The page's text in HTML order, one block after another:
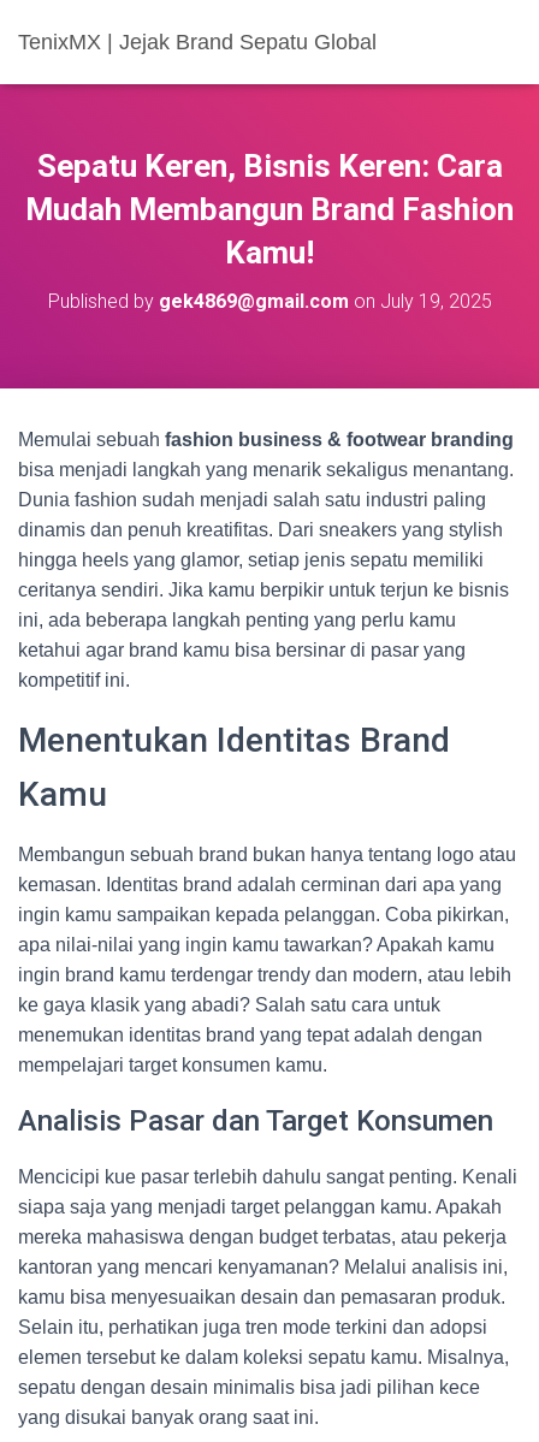
TenixMX | Jejak Brand Sepatu Global
Sepatu Keren, Bisnis Keren: Cara
Mudah Membangun Brand Fashion
Kamu!
Published by gek4869@gmail.com on July 19, 2025
Memulai sebuah fashion business & footwear branding
bisa menjadi langkah yang menarik sekaligus menantang.
Dunia fashion sudah menjadi salah satu industri paling
dinamis dan penuh kreatifitas. Dari sneakers yang stylish
hingga heels yang glamor, setiap jenis sepatu memiliki
ceritanya sendiri. Jika kamu berpikir untuk terjun ke bisnis
ini, ada beberapa langkah penting yang perlu kamu
ketahui agar brand kamu bisa bersinar di pasar yang
kompetitif ini.
Menentukan Identitas Brand
Kamu
Membangun sebuah brand bukan hanya tentang logo atau
kemasan. Identitas brand adalah cerminan dari apa yang
ingin kamu sampaikan kepada pelanggan. Coba pikirkan,
apa nilai-nilai yang ingin kamu tawarkan? Apakah kamu
ingin brand kamu terdengar trendy dan modern, atau lebih
ke gaya klasik yang abadi? Salah satu cara untuk
menemukan identitas brand yang tepat adalah dengan
mempelajari target konsumen kamu.
Analisis Pasar dan Target Konsumen
Mencicipi kue pasar terlebih dahulu sangat penting. Kenali
siapa saja yang menjadi target pelanggan kamu. Apakah
mereka mahasiswa dengan budget terbatas, atau pekerja
kantoran yang mencari kenyamanan? Melalui analisis ini,
kamu bisa menyesuaikan desain dan pemasaran produk.
Selain itu, perhatikan juga tren mode terkini dan adopsi
elemen tersebut ke dalam koleksi sepatu kamu. Misalnya,
sepatu dengan desain minimalis bisa jadi pilihan kece
yang disukai banyak orang saat ini.